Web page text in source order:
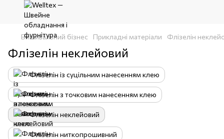
Вишивальний бізнес Прикладні матеріали Флізелін
Флізелін неклейовий
Флізелін із суцільним нанесенням клею
Флізелін з точковим нанесенням клею
Флізелін неклейовий
Флізелін ниткопрошивний